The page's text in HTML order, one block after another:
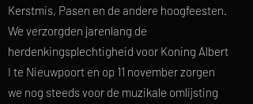
Kerstmis, Pasen en de andere hoogfeesten.
We verzorgden jarenlang de
herdenkingsplechtigheid voor Koning Albert
I te Nieuwpoort en op 11 november zorgen
we nog steeds voor de muzikale omlijsting